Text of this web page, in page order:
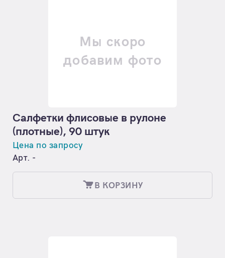
Мы скоро
добавим фото
Салфетки флисовые в рулоне
(плотные), 90 штук
Цена по запросу
Арт. -
В КОРЗИНУ